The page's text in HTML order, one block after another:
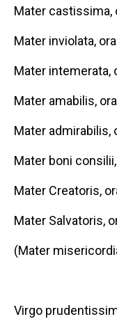
Mater castissima,
Mater inviolata,
Mater intemerata,
Mater amabilis,
Mater admirabilis,
Mater boni
Mater Creatoris,
Mater Salvatoris,
(Mater
Virgo